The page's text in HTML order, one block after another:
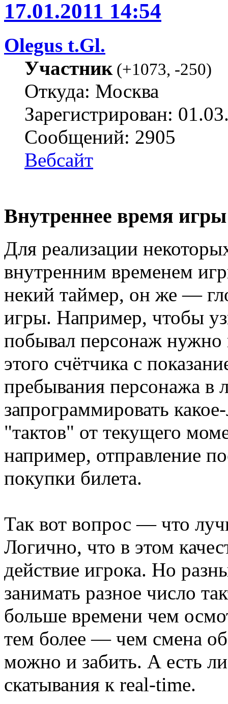
17.01.2011 14:54
Olegus t.Gl.
Участник(+1073, -250)
Откуда: Москва
Зарегистрирован:
Сообщений: 2905
Вебсайт
Внутреннее время
Для реализации
внутренним временем
некий таймер, он же —
игры. Например, чтобы
побывал персонаж нужно
этого счётчика с
пребывания персонажа в
запрограммировать
"тактов" от текущего
например, отправление
покупки билета.
Так вот вопрос — что
Логично, что в этом
действие игрока. Но
занимать разное число
больше времени чем
тем более — чем смена
можно и забить. А есть
скатывания к real-time.